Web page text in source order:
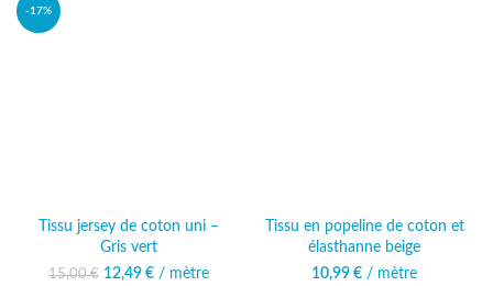
-17%
Tissu jersey de coton uni –
Gris vert
15,00€
Le prix initial était :
12,49 €
Le prix
/ mètre
Tissu en popeline de coton et
élasthanne beige
10,99 € / mètre